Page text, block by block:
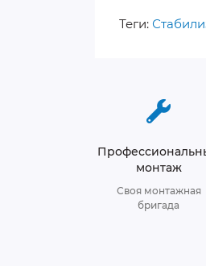
Теги:
монтаж
Своя монтажная
бригада